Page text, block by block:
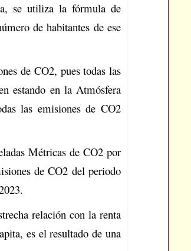
se utiliza la fórmula de
de habitantes de ese
de CO2, pues todas las
estando en la Atmósfera
las emisiones de CO2
Métricas de CO2 por
de CO2 del periodo
relación con la renta
es el resultado de una